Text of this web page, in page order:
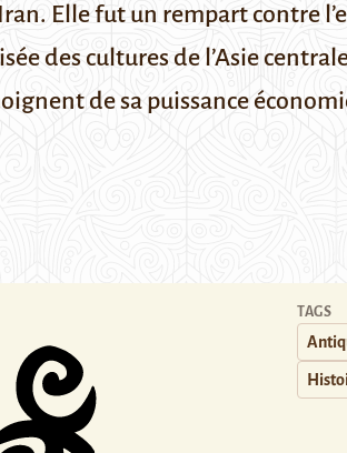
Elle fut un rempart contre
des cultures de l’Asie
de sa puissance
TAGS